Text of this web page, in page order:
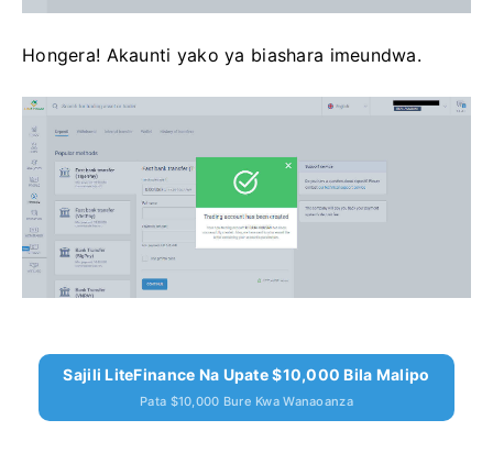
Hongera! Akaunti yako ya biashara imeundwa.
Sajili LiteFinance Na Upate $10,000 Bila Malipo
Pata $10,000 Bure Kwa Wanaoanza